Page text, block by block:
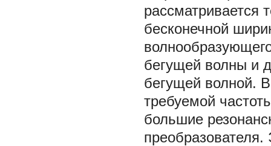
рассматривается
бесконечной
бегущей волны и
бегущей волной.
требуемой
большие